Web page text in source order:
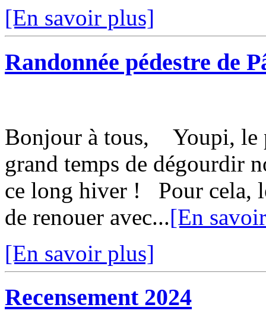
[En savoir plus]
Randonnée pédestre de
Bonjour à tous, Youpi, le
grand temps de dégourdir
ce long hiver ! Pour cela,
de renouer avec...[En
[En savoir plus]
Recensement 2024